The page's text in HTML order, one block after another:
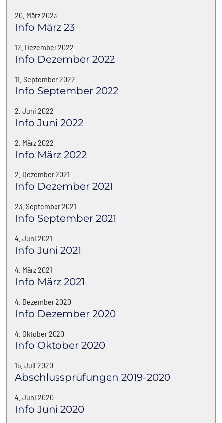
20. März 2023
Info März 23
12. Dezember 2022
Info Dezember 2022
11. September 2022
Info September 2022
2. Juni 2022
Info Juni 2022
2. März 2022
Info März 2022
2. Dezember 2021
Info Dezember 2021
23. September 2021
Info September 2021
4. Juni 2021
Info Juni 2021
4. März 2021
Info März 2021
4. Dezember 2020
Info Dezember 2020
4. Oktober 2020
Info Oktober 2020
15. Juli 2020
Abschlussprüfungen 2019-2020
4. Juni 2020
Info Juni 2020